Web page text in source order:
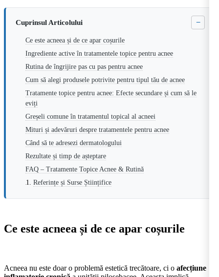
Cuprinsul Articolului −
Ce este acneea și de ce apar coșurile
Ingrediente active în tratamentele topice pentru acnee
Rutina de îngrijire pas cu pas pentru acnee
Cum să alegi produsele potrivite pentru tipul tău de acnee
Tratamente topice pentru acnee: Efecte secundare și cum să le
eviți
Greșeli comune în tratamentul topical al acneei
Mituri și adevăruri despre tratamentele pentru acnee
Când să te adresezi dermatologului
Rezultate și timp de așteptare
FAQ – Tratamente Topice Acnee & Rutină
Referințe și Surse Științifice
Ce este acneea și de ce apar coșurile
Acneea nu este doar o problemă estetică trecătoare, ci o afecțiune